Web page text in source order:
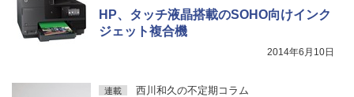
HP、タッチ液晶搭載のSOHO向けインク
ジェット複合機
2014年6月10日
連載 西川和久の不定期コラム